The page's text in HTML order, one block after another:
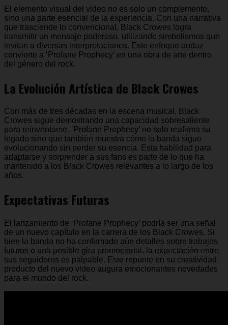
El elemento visual del video no es solo un complemento,
sino una parte esencial de la experiencia. Con una narrativa
que trasciende lo convencional, Black Crowes logra
transmitir un mensaje poderoso, utilizando simbolismos que
invitan a diversas interpretaciones. Este enfoque audaz
convierte a ‘Profane Prophecy’ en una obra de arte dentro
del género del rock.
La Evolución Artística de Black Crowes
Con más de tres décadas en la escena musical, Black
Crowes sigue demostrando una capacidad sobresaliente
para reinventarse. ‘Profane Prophecy’ no solo reafirma su
legado sino que también muestra cómo la banda sigue
evolucionando sin perder su esencia. Esta habilidad para
adaptarse y sorprender a sus fans es parte de lo que ha
mantenido a los Black Crowes relevantes a lo largo de los
años.
Expectativas Futuras
El lanzamiento de ‘Profane Prophecy’ podría ser una señal
de un nuevo capítulo en la carrera de los Black Crowes. Si
bien la banda no ha confirmado aún detalles sobre trabajos
futuros o una posible gira promocional, la expectación entre
sus seguidores es palpable. Este repunte en su creatividad
producto del nuevo video augura emocionantes novedades
para el mundo del rock.